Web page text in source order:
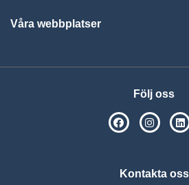
Våra webbplatser
Följ oss
SPSM på
Kontakta oss